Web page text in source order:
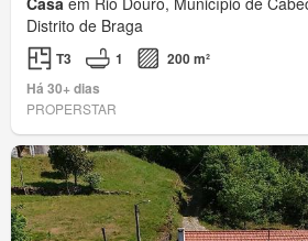
Distrito de Braga
T3 1
200 m²
Há 30+ dias
PROPERSTAR